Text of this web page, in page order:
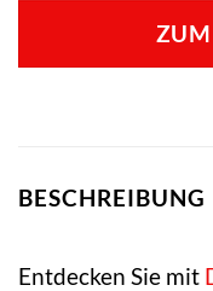
ZUM
BESCHREIBUNG
Entdecken Sie mit